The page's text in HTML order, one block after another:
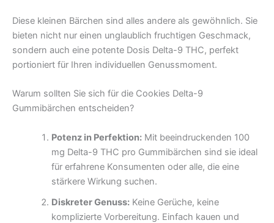
Diese kleinen Bärchen sind alles andere als gewöhnlich. Sie
bieten nicht nur einen unglaublich fruchtigen Geschmack,
sondern auch eine potente Dosis Delta-9 THC, perfekt
portioniert für Ihren individuellen Genussmoment.
Warum sollten Sie sich für die Cookies Delta-9
Gummibärchen entscheiden?
Potenz in Perfektion:Mit beeindruckenden 100
mg Delta-9 THC pro Gummibärchen sind sie ideal
für erfahrene Konsumenten oder alle, die eine
stärkere Wirkung suchen.
Diskreter Genuss:Keine Gerüche, keine
komplizierte Vorbereitung. Einfach kauen und